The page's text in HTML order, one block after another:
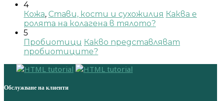
4
Кожа, Стави, кости и сухожилия Каква е
ролята на колагена в тялото?
5
Пробиотици Какво представляват
пробиотиците?
Обслужване на клиенти